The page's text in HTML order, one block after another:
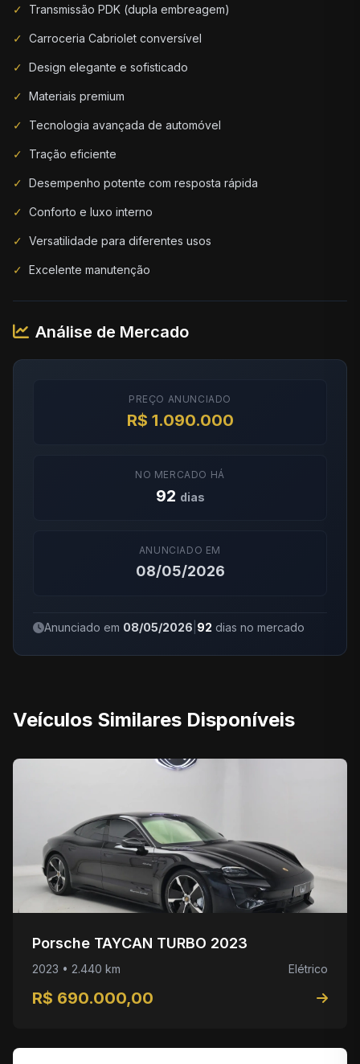
✓ Transmissão PDK (dupla embreagem)
✓ Carroceria Cabriolet conversível
✓ Design elegante e sofisticado
✓ Materiais premium
✓ Tecnologia avançada de automóvel
✓ Tração eficiente
✓ Desempenho potente com resposta rápida
✓ Conforto e luxo interno
✓ Versatilidade para diferentes usos
✓ Excelente manutenção
Análise de Mercado
PREÇO ANUNCIADO
R$ 1.090.000
NO MERCADO HÁ
92 dias
ANUNCIADO EM
08/05/2026
Anunciado em 08/05/2026 92 dias no mercado
Veículos Similares Disponíveis
Porsche TAYCAN TURBO 2023
2023 • 2.440 km Elétrico
R$ 690.000,00